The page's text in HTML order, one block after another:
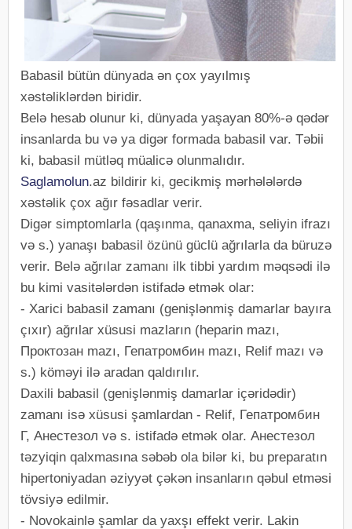
Babasil bütün dünyada ən çox yayılmış
xəstəliklərdən biridir.
Belə hesab olunur ki, dünyada yaşayan 80%-ə qədər
insanlarda bu və ya digər formada babasil var. Təbii
ki, babasil mütləq müalicə olunmalıdır.
Saglamolun.az bildirir ki, gecikmiş mərhələlərdə
xəstəlik çox ağır fəsadlar verir.
Digər simptomlarla (qaşınma, qanaxma, seliyin ifrazı
və s.) yanaşı babasil özünü güclü ağrılarla da büruzə
verir. Belə ağrılar zamanı ilk tibbi yardım məqsədi ilə
bu kimi vasitələrdən istifadə etmək olar:
- Xarici babasil zamanı (genişlənmiş damarlar bayıra
çıxır) ağrılar xüsusi mazların (heparin mazı,
Проктозан mazı, Гепатромбин mazı, Relif mazı və
s.) köməyi ilə aradan qaldırılır.
Daxili babasil (genişlənmiş damarlar içəridədir)
zamanı isə xüsusi şamlardan - Relif, Гепатромбин
Г, Aнестезол və s. istifadə etmək olar. Анестезол
təzyiqin qalxmasına səbəb ola bilər ki, bu preparatın
hipertoniyadan əziyyət çəkən insanların qəbul etməsi
tövsiyə edilmir.
- Novokainlə şamlar da yaxşı effekt verir. Lakin